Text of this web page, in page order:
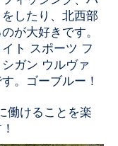
したり、北西部
が大好きです。
ト スポーツ フ
ガン ウルヴァ
。ゴーブルー！
けることを楽